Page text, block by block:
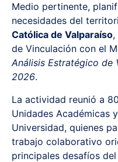
Medio pertinente,
necesidades del
Católica de Valparaíso,
de Vinculación con el
Análisis Estratégico de
2026.
La actividad reunió a
Unidades Académicas
Universidad, quienes
trabajo colaborativo
principales desafíos